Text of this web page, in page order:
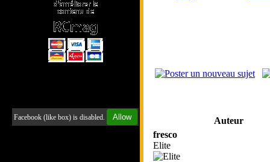
Facebook (like box) is disabled. Allow
Auteur
fresco
Elite